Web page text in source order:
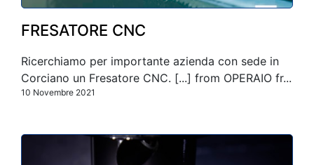
FRESATORE CNC
Ricerchiamo per importante azienda con sede in
Corciano un Fresatore CNC. [...] from OPERAIO fr...
10 Novembre 2021